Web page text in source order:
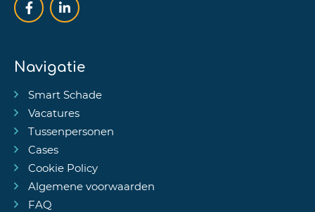
Navigatie
Smart Schade
Vacatures
Tussenpersonen
Cases
Cookie Policy
Algemene voorwaarden
FAQ